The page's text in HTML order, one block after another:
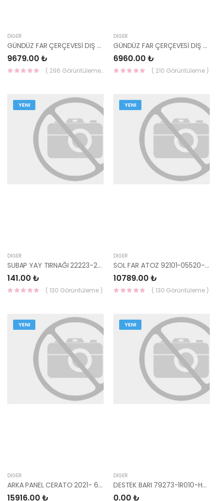
DIĞER
GÜNDÜZ FAR ÇERÇEVESİ DIŞ TUCSON 22 92136-N7000 MOBİS
9679.00 ₺
( 296 Görüntüleme )
DIĞER
GÜNDÜZ FAR ÇERÇEVESİ DIŞ TUCSON 2021- 92135-N7000-MOBİS
6960.00 ₺
( 210 Görüntüleme )
YENI
DIĞER
SUBAP YAY TIRNAĞI 22223-2A100-HMC
141.00 ₺
( 130 Görüntüleme )
YENI
DIĞER
SOL FAR ATOZ 92101-05520-MOBIS
10789.00 ₺
( 130 Görüntüleme )
YENI
DIĞER
ARKA PANEL CERATO 2021- 69100-M6000-HMC
15916.00 ₺
YENI
DIĞER
DESTEK BARI 79273-1R010-HMC
0.00 ₺